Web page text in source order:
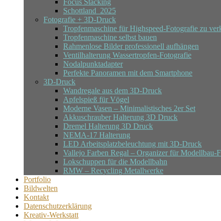
Focus Stacking
Schottland_2025
Fotografie + 3D-Druck
Tropfenmaschine für Highspeed-Fotografie zu
Tropfenmaschine selbst bauen
Rahmenlose Bilder professionell aufhängen
Ventilhalterung Wassertropfen-Fotografie
Nodalpunktadapter
Perfekte Panoramen mit dem Smartphone
3D-Druck
Wandregale aus dem 3D-Druck
Apfelspieß für Vögel
Moderne Vasen – Minimalistisches 2er Set
Akkuschrauber Halterung 3D Druck
Dremel Halterung 3D Druck
NEMA-17 Halterung
LED Arbeitsplatzbeleuchtung mit 3D-Druck
Vallejo Farben Regal – Organizer für Modellbau-
Lokschuppen für die Modellbahn
RMW – Recycling Metallwerke
Portfolio
Bildwelten
Kontakt
Datenschutzerklärung
Kreativ-Werkstatt